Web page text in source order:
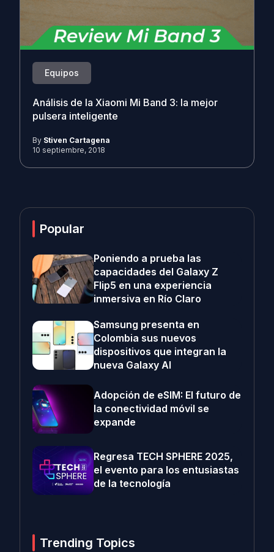
Equipos
Análisis de la Xiaomi Mi Band 3: la mejor
pulsera inteligente
By Stiven Cartagena
10 septiembre, 2018
Popular
Poniendo a prueba las
capacidades del Galaxy Z
Flip5 en una experiencia
inmersiva en Río Claro
Samsung presenta en
Colombia sus nuevos
dispositivos que integran la
nueva Galaxy AI
Adopción de eSIM: El futuro de
la conectividad móvil se
expande
Regresa TECH SPHERE 2025,
el evento para los entusiastas
de la tecnología
Trending Topics